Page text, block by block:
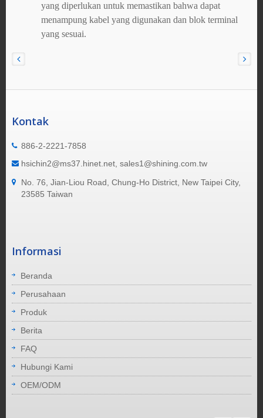
yang diperlukan untuk memastikan bahwa dapat
menampung kabel yang digunakan dan blok terminal
yang sesuai.
Kontak
886-2-2221-7858
hsichin2@ms37.hinet.net, sales1@shining.com.tw
No. 76, Jian-Liou Road, Chung-Ho District, New Taipei City,
23585 Taiwan
Informasi
Beranda
Perusahaan
Produk
Berita
FAQ
Hubungi Kami
OEM/ODM